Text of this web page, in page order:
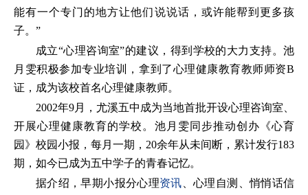
能有一个专门的地方让他们说说话，或许能帮到更多孩
子。”
成立“心理咨询室”的建议，得到学校的大力支持。池
月雯积极参加专业培训，拿到了心理健康教育教师师资B
证，成为该校首名心理健康教师。
2002年9月，尤溪五中成为当地首批开设心理咨询室、
开展心理健康教育的学校。池月雯同步推动创办《心育
园》校园小报，每月一期，20余年从未间断，累计发行183
期，如今已成为五中学子的青春记忆。
据介绍，早期小报分心理资讯 、心理自测、悄悄话信